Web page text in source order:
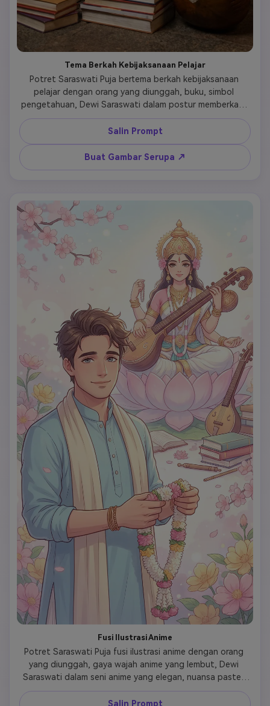
Tema Berkah Kebijaksanaan Pelajar
Potret Saraswati Puja bertema berkah kebijaksanaan
pelajar dengan orang yang diunggah, buku, simbol
pengetahuan, Dewi Saraswati dalam postur memberkati,
latar belakang kuil, ekspresi tenang, pencahayaan
Salin Prompt
Buat Gambar Serupa ↗
Fusi Ilustrasi Anime
Potret Saraswati Puja fusi ilustrasi anime dengan orang
yang diunggah, gaya wajah anime yang lembut, Dewi
Saraswati dalam seni anime yang elegan, nuansa pastel,
suasana bermimpi, perpaduan budaya India dan anime
Salin Prompt